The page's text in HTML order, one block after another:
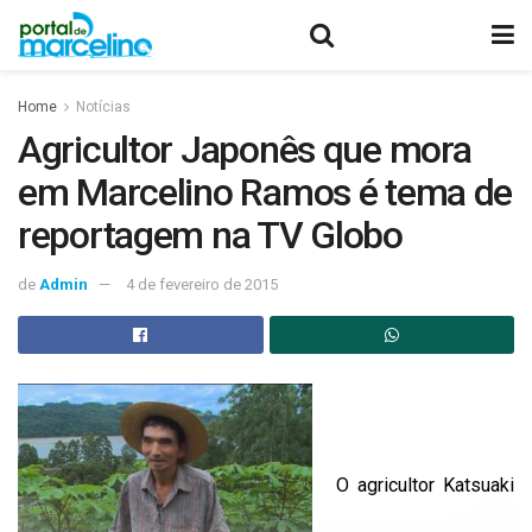
Home Notícias
Agricultor Japonês que mora
em Marcelino Ramos é tema de
reportagem na TV Globo
de Admin 4 de fevereiro de 2015
O agricultor Katsuaki